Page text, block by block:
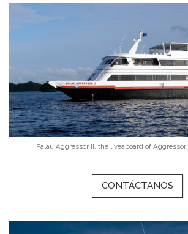
Palau Aggressor II, the liveaboard of
CONTÁCTANOS